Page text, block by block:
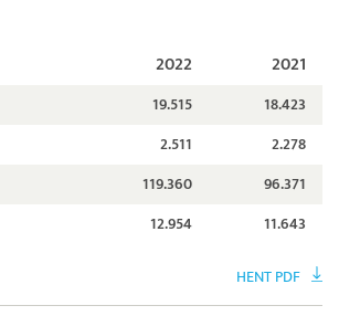
2022 2021
19.515
18.423
2.511
2.278
119.360
96.371
12.954 11.643
HENT PDF